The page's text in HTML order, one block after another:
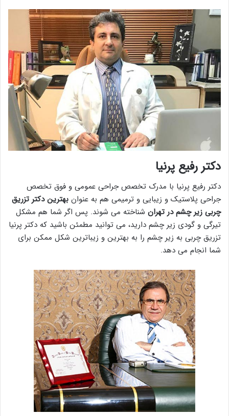
دکتر رفیع پرنیا
دکتر رفیع پرنیا با مدرک تخصص جراحی عمومی و فوق تخصص
جراحی پلاستیک و زیبایی و ترمیمی هم به عنوان بهترین دکتر تزریق
چربی زیر چشم در تهران شناخته می شوند. پس اگر شما هم مشکل
تیرگی و گودی زیر چشم دارید، می توانید مطمئن باشید که دکتر پرنیا
تزریق چربی به زیر چشم را به بهترین و زیباترین شکل ممکن برای
شما انجام می دهد.